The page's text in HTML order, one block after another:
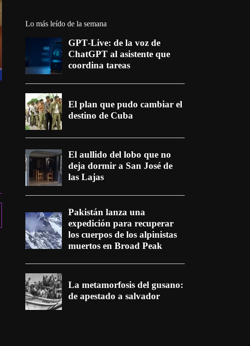
Lo más leído de la semana